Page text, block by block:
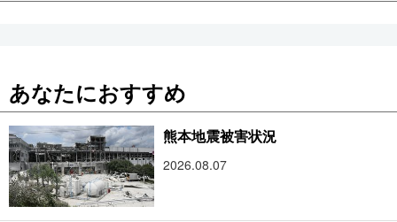
あなたにおすすめ
熊本地震被害状況
2026.08.07